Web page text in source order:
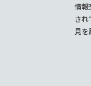
情報
され
見を